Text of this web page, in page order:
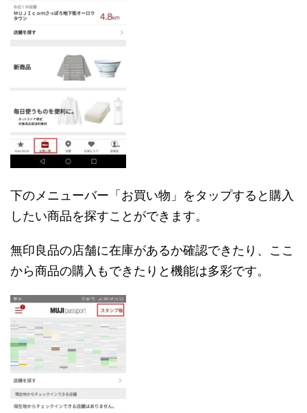
下のメニューバー「お買い物」をタップすると購入
したい商品を探すことができます。
無印良品の店舗に在庫があるか確認できたり、ここ
から商品の購入もできたりと機能は多彩です。